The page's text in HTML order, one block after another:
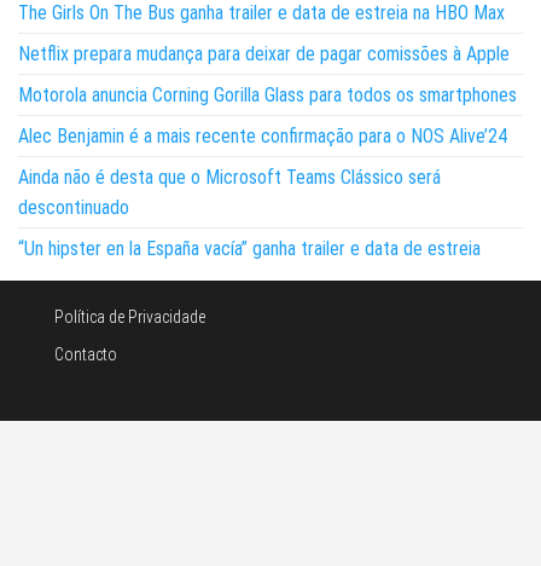
The Girls On The Bus ganha trailer e data de estreia na HBO Max
Netflix prepara mudança para deixar de pagar comissões à Apple
Motorola anuncia Corning Gorilla Glass para todos os smartphones
Alec Benjamin é a mais recente confirmação para o NOS Alive’24
Ainda não é desta que o Microsoft Teams Clássico será
descontinuado
“Un hipster en la España vacía” ganha trailer e data de estreia
Política de Privacidade
Contacto